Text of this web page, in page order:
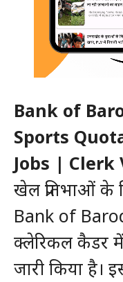
Bank of
Sports
Jobs | Clerk
खेल प्रतिभाओं के
Bank of
क्लेरिकल कैडर में
जारी किया है।